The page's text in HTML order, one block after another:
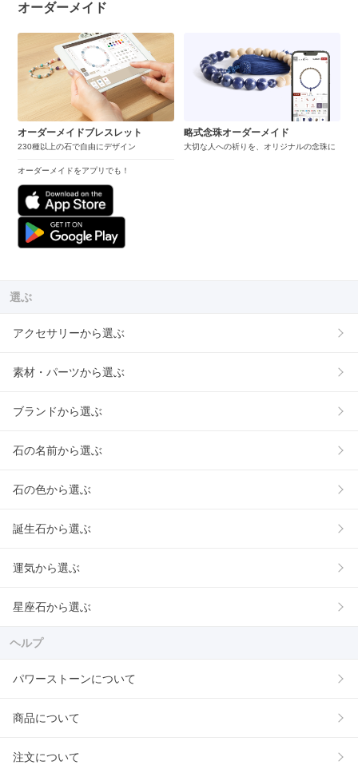
オーダーメイド
オーダーメイドブレスレット
230種以上の石で自由にデザイン
オーダーメイドをアプリでも！
略式念珠オーダーメイド
大切な人への祈りを、オリジナルの念珠に
選ぶ
アクセサリーから選ぶ
素材・パーツから選ぶ
ブランドから選ぶ
石の名前から選ぶ
石の色から選ぶ
誕生石から選ぶ
運気から選ぶ
星座石から選ぶ
ヘルプ
パワーストーンについて
商品について
注文について